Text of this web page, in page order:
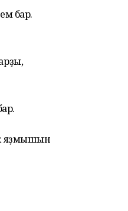
бар.
яҙмышын